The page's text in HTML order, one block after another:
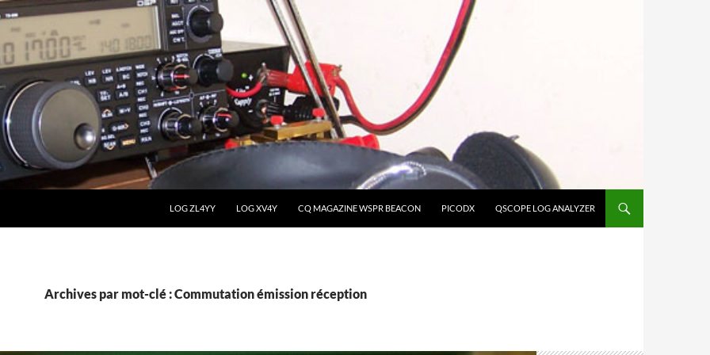
LOG ZL4YY LOG XV4Y CQ MAGAZINE WSPR BEACON PICODX QSCOPE LOG ANALYZER
Archives par mot-clé : Commutation émission réception